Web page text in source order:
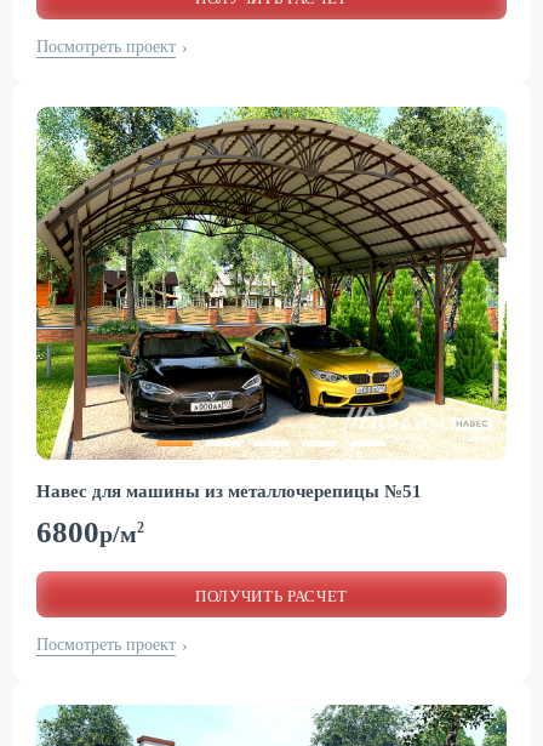
Посмотреть проект ›
Навес для машины из металлочерепицы №51
6800р/м2
ПОЛУЧИТЬ РАСЧЕТ
Посмотреть проект ›